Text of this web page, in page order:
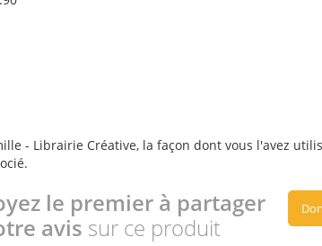
- Librairie Créative, la façon dont vous l'avez
le premier à partager
avis sur ce produit